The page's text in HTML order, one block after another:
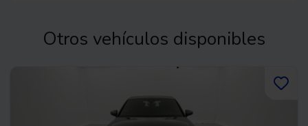
Otros vehículos disponibles